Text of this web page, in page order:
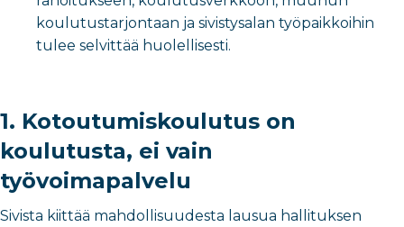
koulutustarjontaan ja sivistysalan työpaikkoihin
tulee selvittää huolellisesti.
1. Kotoutumiskoulutus on
koulutusta, ei vain
työvoimapalvelu
Sivista kiittää mahdollisuudesta lausua hallituksen